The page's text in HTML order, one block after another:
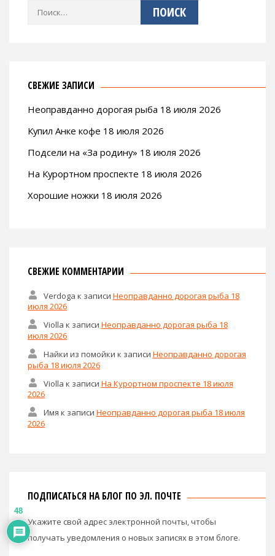
Найти:
СВЕЖИЕ ЗАПИСИ
Неоправданно дорогая рыба 18 июля 2026
Купил Анке кофе 18 июля 2026
Подсели на «За родину» 18 июля 2026
На Курортном проспекте 18 июля 2026
Хорошие ножки 18 июля 2026
СВЕЖИЕ КОММЕНТАРИИ
Verdoga к записи Неоправданно дорогая рыба 18
июля 2026
Violla к записи Неоправданно дорогая рыба 18
июля 2026
Найки из помойки к записи Неоправданно дорогая
рыба 18 июля 2026
Violla к записи На Курортном проспекте 18 июля
2026
Имя к записи Неоправданно дорогая рыба 18 июля
2026
ПОДПИСАТЬСЯ НА БЛОГ ПО ЭЛ. ПОЧТЕ
Укажите свой адрес электронной почты, чтобы
получать уведомления о новых записях в этом блоге.
48